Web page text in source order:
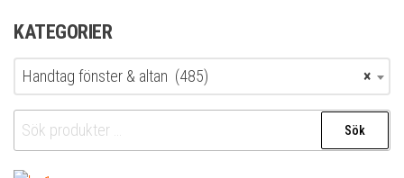
KATEGORIER
×
Handtag fönster & altan (485)
Sök
efter:
Sök